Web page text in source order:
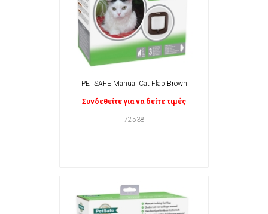
PETSAFE Manual Cat Flap Brown
Συνδεθείτε για να δείτε τιμές
72538